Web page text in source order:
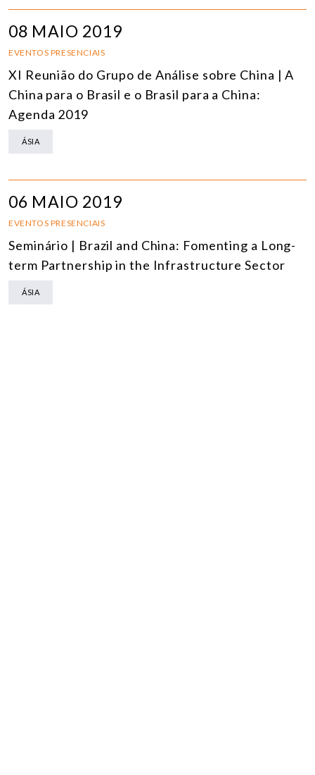
08 MAIO 2019
EVENTOS PRESENCIAIS
XI Reunião do Grupo de Análise sobre China | A
China para o Brasil e o Brasil para a China:
Agenda 2019
ÁSIA
06 MAIO 2019
EVENTOS PRESENCIAIS
Seminário | Brazil and China: Fomenting a Long-
term Partnership in the Infrastructure Sector
ÁSIA